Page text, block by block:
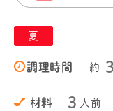
夏
調理時間 約
材料 3 人前